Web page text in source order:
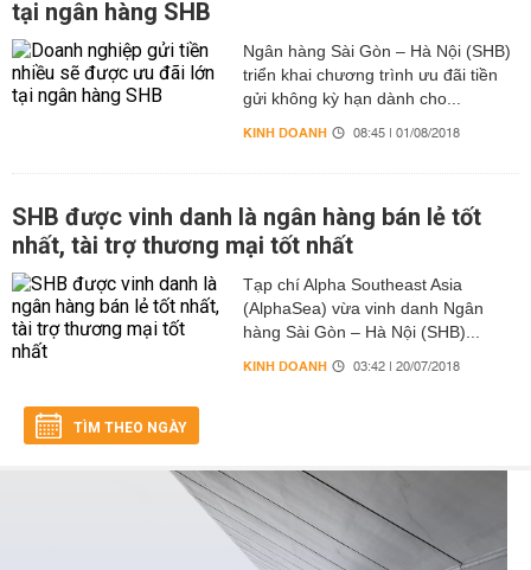
tại ngân hàng SHB
Ngân hàng Sài Gòn – Hà Nội (SHB)
triển khai chương trình ưu đãi tiền
gửi không kỳ hạn dành cho...
KINH DOANH 08:45 | 01/08/2018
SHB được vinh danh là ngân hàng bán lẻ tốt
nhất, tài trợ thương mại tốt nhất
Tạp chí Alpha Southeast Asia
(AlphaSea) vừa vinh danh Ngân
hàng Sài Gòn – Hà Nội (SHB)...
KINH DOANH 03:42 | 20/07/2018
TÌM THEO NGÀY